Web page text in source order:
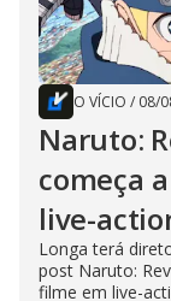
O VÍCIO / 08/
Naruto:
começa
live-
Longa terá
post Naruto:
filme em live-